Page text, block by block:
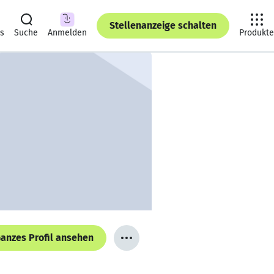
Suche Anmelden
Stellenanzeige schalten
Produkte
Profil ansehen